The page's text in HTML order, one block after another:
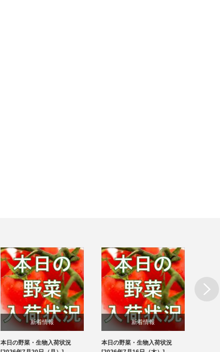
新着情報
ブログ
本日の野菜・生物入荷状況
新着情報
ブログ
本日の野菜・生物入荷状況
Next